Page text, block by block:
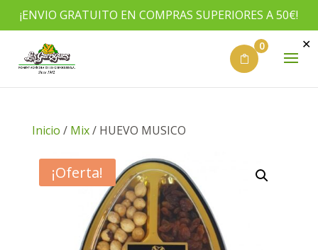
¡ENVIO GRATUITO EN COMPRAS SUPERIORES A 50€!
✕
0
Inicio / Mix/ HUEVO MUSICO
¡Oferta!